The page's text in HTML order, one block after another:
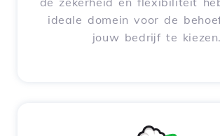
ideale domein voor de
jouw bedrijf te kiezen.